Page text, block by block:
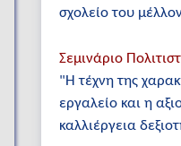
σχολείο του
Σεμινάριο
"Η τέχνη της
εργαλείο και η
καλλιέργεια